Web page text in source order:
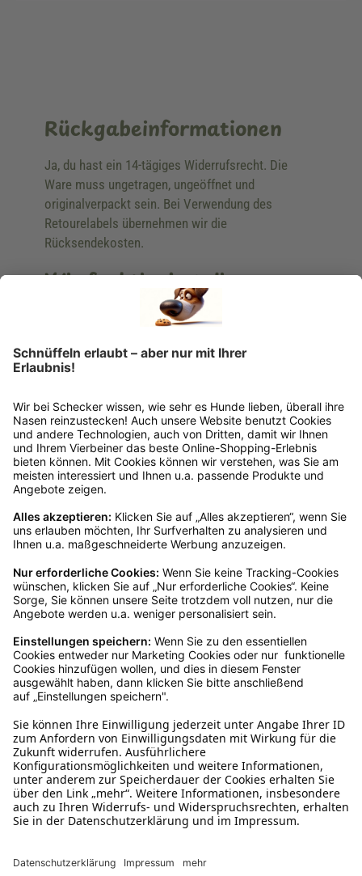
Rückgabeinformationen
Ja, du hast ein 14-tägiges Widerrufsrecht. Die
Ware muss ungetragen, ungeöffnet und
originalverpackt sein. Bei Verwendung des
Retourelabels übernehmen wir die
Rücksendekosten.
Wie funktioniert die
Rücksendung?
Bitte fülle das Rücksendeformular aus. Dieses
findest du online. Verpacke die Artikel
Rücksendeetikett auf das Paket. Dieses kannst du
dir in deinem Kundenkonto anfordern. Hast du als
Gast bestellt, schreibe uns eine Email an
verkauf@schecker.de oder rufe zu unseren
Servicezeiten an, dann lassen wir dir ein
Mo – Fr 9 – 17 Uhr, Sa 9 – 13 Uhr
Ruf uns an
Schreibe uns
verkauf@schecker.de
WhatsApp Support